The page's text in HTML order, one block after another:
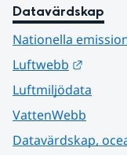
Datavärdskap
Nationella
Luftwebb
Luftmiljödata
VattenWebb
Datavärdskap,